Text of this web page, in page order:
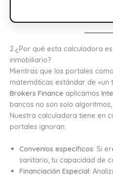
2.¿Por qué esta calculadora
inmobiliario?
Mientras que los portales
matemáticas estándar de «un
Brokers Finance aplicamos
bancos no son solo
Nuestra calculadora tiene en
portales ignoran:
Convenios específicos: Si
sanitario, tu capacidad de
Financiación Especial: